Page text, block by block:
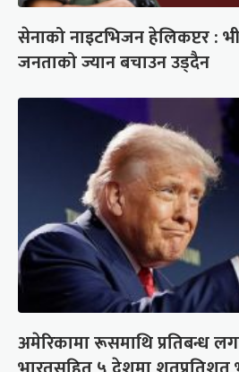
सेनाको नाइटभिजन हेलिकप्टर :
जनताको ज्यान बचाउन उड्दैन
अमेरिकामा रूसमाथि प्रतिबन्ध